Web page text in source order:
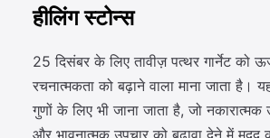
हीलिंग स्टोन्स
25 दिसंबर के लिए तावीज़ पत्थर गार्नेट को
रचनात्मकता को बढ़ाने वाला माना जाता है।
गुणों के लिए भी जाना जाता है, जो